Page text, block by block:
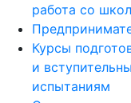
работа со
Курсы
и
испытаниям